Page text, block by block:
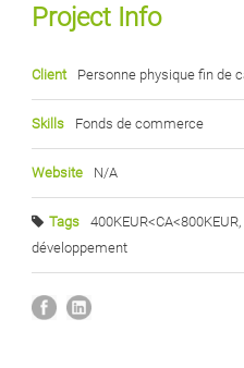
Project Info
Client Personne physique fin de
Skills Fonds de commerce
Website N/A
Tags 400KEUR<CA<800KEUR,
développement